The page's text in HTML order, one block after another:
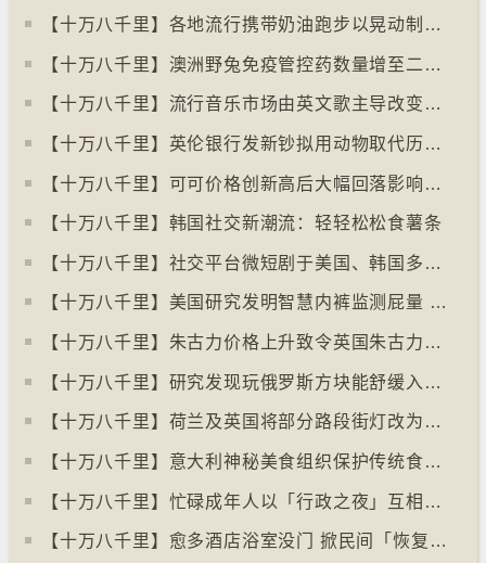
【十万八千里】各地流行携带奶油跑步以晃动制造新鲜牛油
【十万八千里】澳洲野兔免疫管控药数量增至二亿只
【十万八千里】流行音乐市场由英文歌主导改变为多国语言歌曲
【十万八千里】英伦银行发新钞拟用动物取代历史人物
【十万八千里】可可价格创新高后大幅回落影响农民生计
【十万八千里】韩国社交新潮流：轻轻松松食薯条
【十万八千里】社交平台微短剧于美国、韩国多地掀热潮
【十万八千里】美国研究发明智慧内裤监测屁量 以助改善消化系统
【十万八千里】朱古力价格上升致令英国朱古力盗窃案高升
【十万八千里】研究发现玩俄罗斯方块能舒缓入侵性创伤后遗症
【十万八千里】荷兰及英国将部分路段街灯改为红色
【十万八千里】意大利神秘美食组织保护传统食物、烹饪方法和菜肴
【十万八千里】忙碌成年人以「行政之夜」互相督促完成搁置私务
【十万八千里】愈多酒店浴室没门 掀民间「恢复浴室门」倡议运动